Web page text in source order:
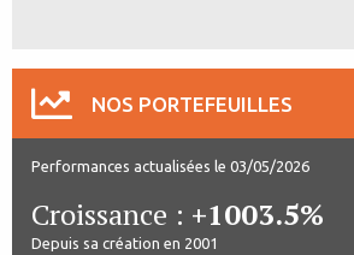
NOS PORTEFEUILLES
Performances actualisées le 03/05/2026
Croissance : +1003.5%
Depuis sa création en 2001